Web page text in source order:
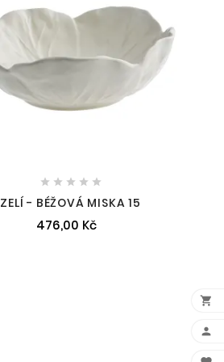
    
ZELÍ - BÉŽOVÁ MISKA 15
476,00 Kč

